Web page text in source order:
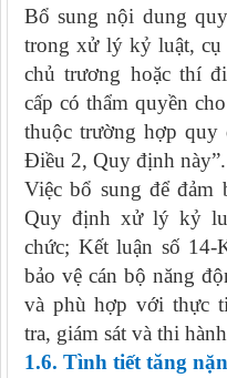
Bổ sung nội dung
trong xử lý kỷ luật, cụ
chủ trương hoặc thí
cấp có thẩm quyền
thuộc trường hợp
Điều 2, Quy định này”.
Việc bổ sung để đảm
Quy định xử lý kỷ
chức; Kết luận số
bảo vệ cán bộ năng
và phù hợp với thực
tra, giám sát và thi
1.6. Tình tiết tăng